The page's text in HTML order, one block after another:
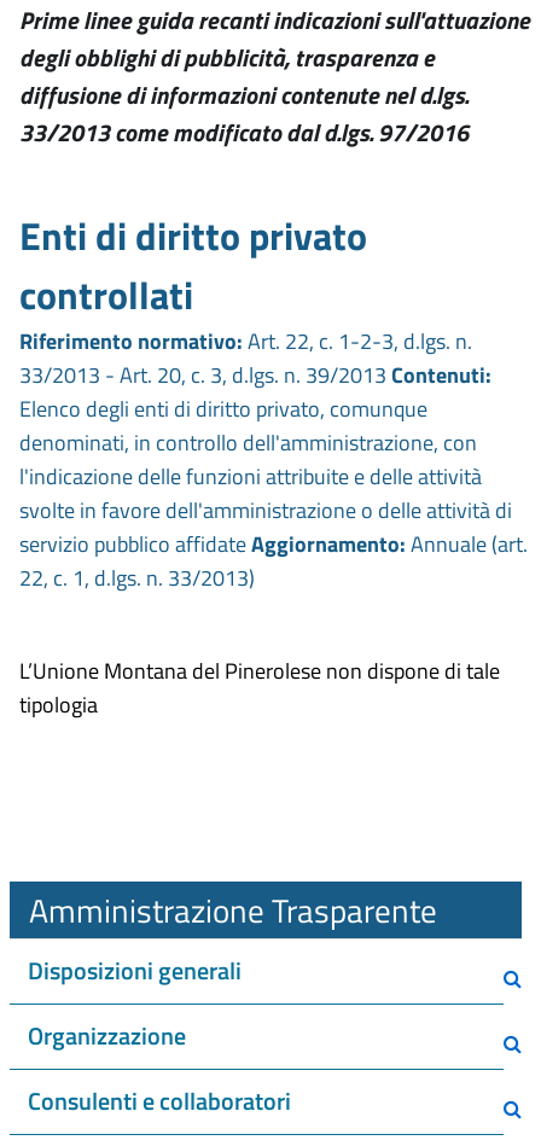
Prime linee guida recanti indicazioni sull'attuazione
degli obblighi di pubblicità, trasparenza e
diffusione di informazioni contenute nel d.lgs.
33/2013 come modificato dal d.lgs. 97/2016
Enti di diritto privato
controllati
Riferimento normativo:Art. 22, c. 1-2-3, d.lgs. n.
33/2013 - Art. 20, c. 3, d.lgs. n. 39/2013Contenuti:
Elenco degli enti di diritto privato, comunque
denominati, in controllo dell'amministrazione, con
l'indicazione delle funzioni attribuite e delle attività
svolte in favore dell'amministrazione o delle attività di
servizio pubblico affidateAggiornamento:Annuale (art.
22, c. 1, d.lgs. n. 33/2013)
L’Unione Montana del Pinerolese non dispone di tale
tipologia
Amministrazione Trasparente
Disposizioni generali
Organizzazione
Consulenti e collaboratori